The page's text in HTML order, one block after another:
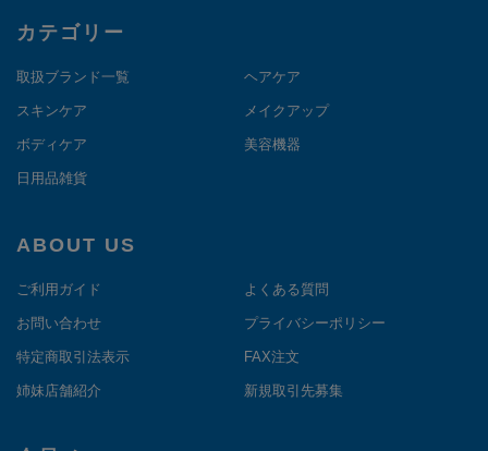
カテゴリー
取扱ブランド一覧 ヘアケア
スキンケア メイクアップ
ボディケア 美容機器
日用品雑貨
ABOUT US
ご利用ガイド よくある質問
お問い合わせ プライバシーポリシー
特定商取引法表示 FAX注文
姉妹店舗紹介 新規取引先募集